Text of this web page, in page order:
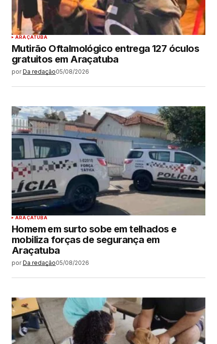
ARAÇATUBA
Mutirão Oftalmológico entrega 127 óculos
gratuitos em Araçatuba
por Da redação05/08/2026
ARAÇATUBA
Homem em surto sobe em telhados e
mobiliza forças de segurança em
Araçatuba
por Da redação05/08/2026